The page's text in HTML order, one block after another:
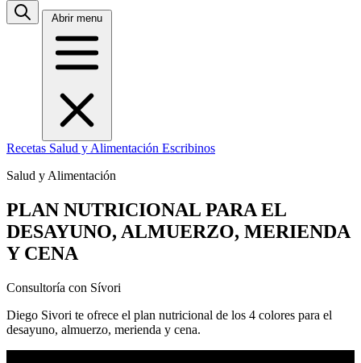
Abrir menu
Recetas Salud y Alimentación Escribinos
Salud y Alimentación
PLAN NUTRICIONAL PARA EL
DESAYUNO, ALMUERZO, MERIENDA
Y CENA
Consultoría con Sívori
Diego Sivori te ofrece el plan nutricional de los 4 colores para el
desayuno, almuerzo, merienda y cena.